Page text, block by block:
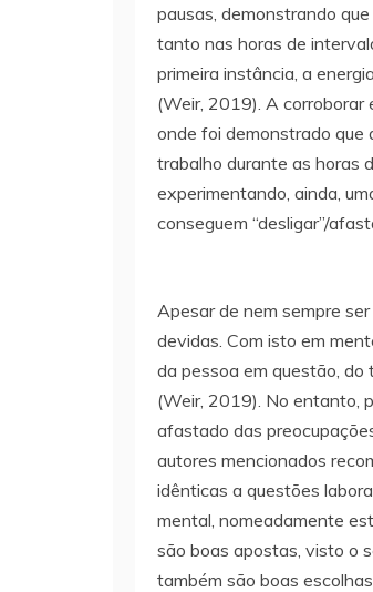
pausas, demonstrando
tanto nas horas de
primeira instância, a
(Weir, 2019). A corroborar
onde foi demonstrado que
trabalho durante as horas
experimentando, ainda,
conseguem “desligar”/
Apesar de nem sempre
devidas. Com isto em
da pessoa em questão,
(Weir, 2019). No entanto,
afastado das
autores mencionados
idênticas a questões
mental, nomeadamente
são boas apostas, visto o
também são boas